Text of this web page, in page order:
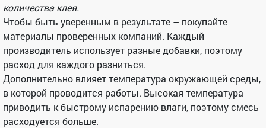
количества клея.
Чтобы быть уверенным в результате – покупайте
материалы проверенных компаний. Каждый
производитель использует разные добавки, поэтому
расход для каждого разниться.
Дополнительно влияет температура окружающей среды,
в которой проводится работы. Высокая температура
приводить к быстрому испарению влаги, поэтому смесь
расходуется больше.